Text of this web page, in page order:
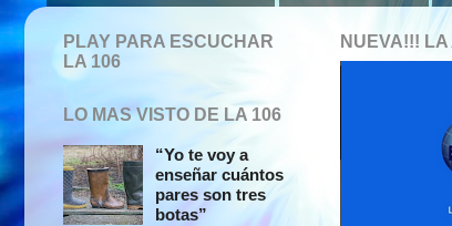
NUEVA!!!
PLAY PARA ESCUCHAR
LA 106
LO MAS VISTO DE LA 106
“Yo te voy a
enseñar cuántos
pares son tres
botas”